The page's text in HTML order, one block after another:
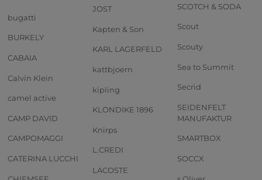
bugatti
BURKELY
CABAIA
Calvin Klein
camel active
CAMP DAVID
CAMPOMAGGI
CATERINA LUCCHI
JOST
Kapten & Son
KARL LAGERFELD
kattbjoern
kipling
KLONDIKE 1896
Knirps
L.CREDI
LACOSTE
SCOTCH & SODA
Scout
Scouty
Sea to Summit
Secrid
SEIDENFELT
MANUFAKTUR
SMARTBOX
SOCCX